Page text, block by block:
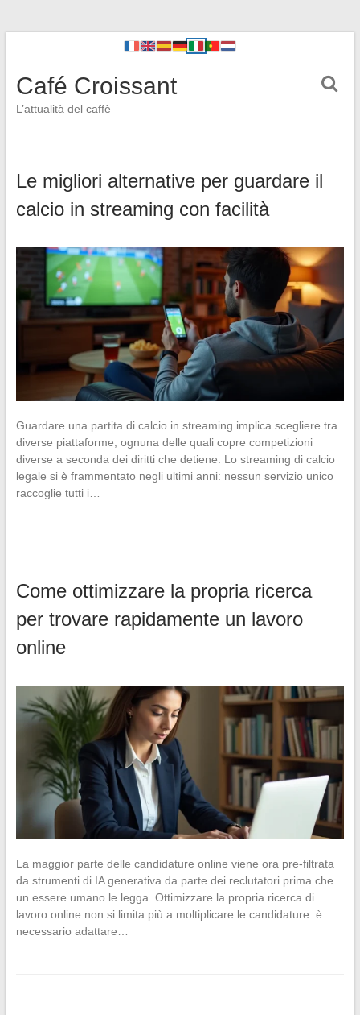
Café Croissant
L’attualità del caffè
Le migliori alternative per guardare il
calcio in streaming con facilità
Guardare una partita di calcio in streaming implica scegliere tra
diverse piattaforme, ognuna delle quali copre competizioni
diverse a seconda dei diritti che detiene. Lo streaming di calcio
legale si è frammentato negli ultimi anni: nessun servizio unico
raccoglie tutti i…
Come ottimizzare la propria ricerca
per trovare rapidamente un lavoro
online
La maggior parte delle candidature online viene ora pre-filtrata
da strumenti di IA generativa da parte dei reclutatori prima che
un essere umano le legga. Ottimizzare la propria ricerca di
lavoro online non si limita più a moltiplicare le candidature: è
necessario adattare…